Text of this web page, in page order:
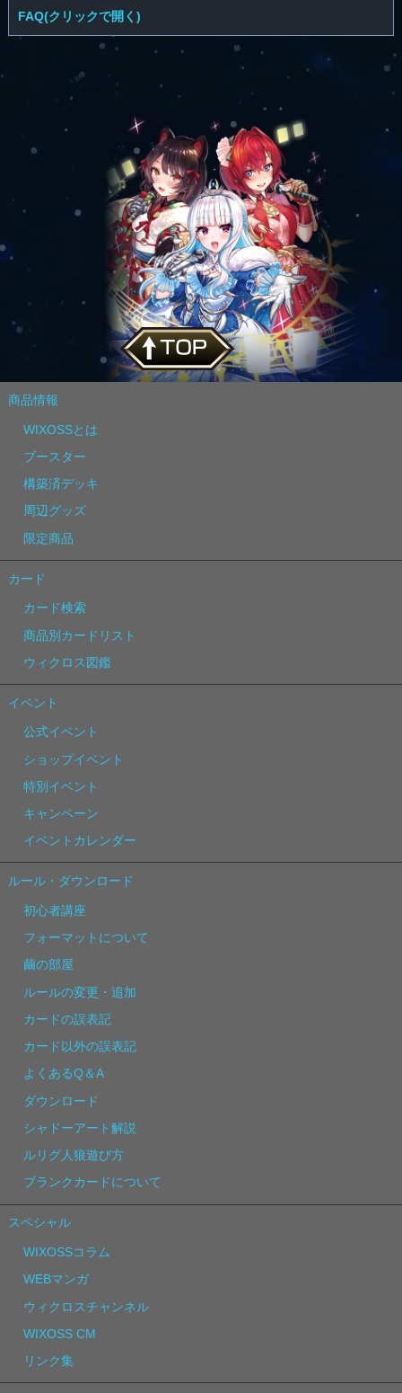
FAQ(クリックで開く)
商品情報
WIXOSSとは
ブースター
構築済デッキ
周辺グッズ
限定商品
カード
カード検索
商品別カードリスト
ウィクロス図鑑
イベント
公式イベント
ショップイベント
特別イベント
キャンペーン
イベントカレンダー
ルール・ダウンロード
初心者講座
フォーマットについて
繭の部屋
ルールの変更・追加
カードの誤表記
カード以外の誤表記
よくあるQ＆A
ダウンロード
シャドーアート解説
ルリグ人狼遊び方
ブランクカードについて
スペシャル
WIXOSSコラム
WEBマンガ
ウィクロスチャンネル
WIXOSS CM
リンク集